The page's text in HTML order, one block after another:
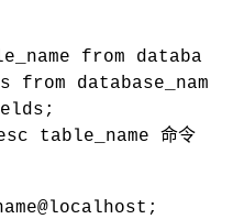
from databa
from database_nam
table_name 命令